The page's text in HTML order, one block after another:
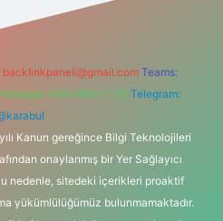
backlinkpaneli@gmail.com Teams:
0262 606 0 726 Telegram:
Kanun gereğince Bilgi Teknolojileri
onaylanmış bir Yer Sağlayıcı
nedenle, sitedeki içerikleri proaktif
yükümlülüğümüz bulunmamaktadır.